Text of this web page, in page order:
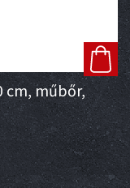
cm, műbőr,